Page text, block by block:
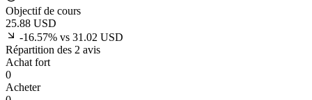
Objectif de cours
25.88 USD
-16.57% vs 31.02 USD
Répartition des 2 avis
Achat fort
0
Acheter